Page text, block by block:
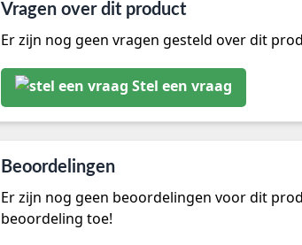
Vragen over dit product
Er zijn nog geen vragen gesteld over dit
Stel een vraag
Beoordelingen
Er zijn nog geen beoordelingen voor dit
beoordeling toe!